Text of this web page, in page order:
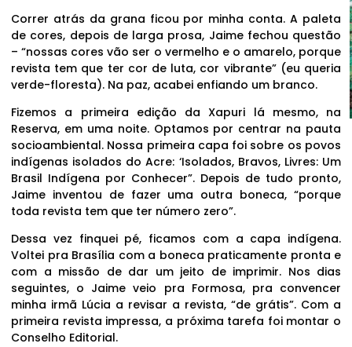
Correr atrás da grana ficou por minha conta. A paleta
de cores, depois de larga prosa, Jaime fechou questão
– “nossas cores vão ser o vermelho e o amarelo, porque
revista tem que ter cor de luta, cor vibrante” (eu queria
verde-floresta). Na paz, acabei enfiando um branco.
Fizemos a primeira edição da Xapuri lá mesmo, na
Reserva, em uma noite. Optamos por centrar na pauta
socioambiental. Nossa primeira capa foi sobre os povos
indígenas isolados do Acre: ‘Isolados, Bravos, Livres: Um
Brasil Indígena por Conhecer”. Depois de tudo pronto,
Jaime inventou de fazer uma outra boneca, “porque
toda revista tem que ter número zero”.
Dessa vez finquei pé, ficamos com a capa indígena.
Voltei pra Brasília com a boneca praticamente pronta e
com a missão de dar um jeito de imprimir. Nos dias
seguintes, o Jaime veio pra Formosa, pra convencer
minha irmã Lúcia a revisar a revista, “de grátis”. Com a
primeira revista impressa, a próxima tarefa foi montar o
Conselho Editorial.